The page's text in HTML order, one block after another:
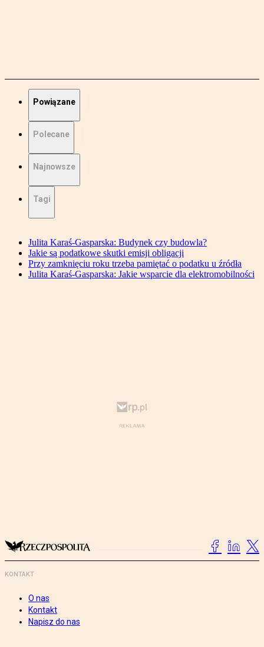
Powiązane
Polecane
Najnowsze
Tagi
Julita Karaś-Gasparska: Budynek czy budowla?
Jakie są podatkowe skutki emisji obligacji
Przy zamknięciu roku trzeba pamiętać o podatku u źródła
Julita Karaś-Gasparska: Jakie wsparcie dla elektromobilności
KONTAKT
O nas
Kontakt
Napisz do nas